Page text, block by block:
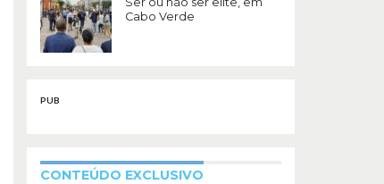
Cabo Verde
PUB
CONTEÚDO EXCLUSIVO